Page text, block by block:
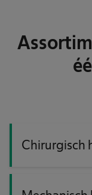
Chirurgisch